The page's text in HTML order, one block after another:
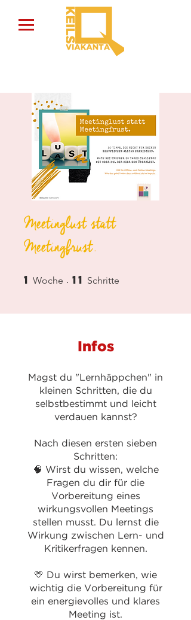
Meetinglust statt
Meetingfrust.
1 Woche 1 Woche
11 Schritte
Infos
Magst du "Lernhäppchen" in
kleinen Schritten, die du
selbstbestimmt und leicht
verdauen kannst?
Nach diesen ersten sieben
Schritten:
🧠 Wirst du wissen, welche
Fragen du dir für die
Vorbereitung eines
wirkungsvollen Meetings
stellen musst. Du lernst die
Wirkung zwischen Lern- und
Kritikerfragen kennen.
💛 Du wirst bemerken, wie
wichtig die Vorbereitung für
ein energievolles und klares
Meeting ist.